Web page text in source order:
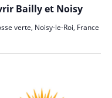
Bailly et Noisy
verte, Noisy-le-Roi, France